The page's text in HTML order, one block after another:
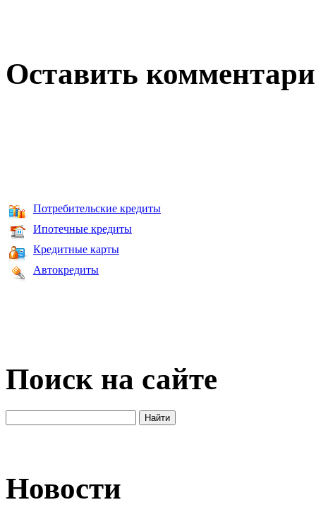
Оставить
Потребительские кредиты
Ипотечные кредиты
Кредитные карты
Автокредиты
Поиск на сайте
Новости